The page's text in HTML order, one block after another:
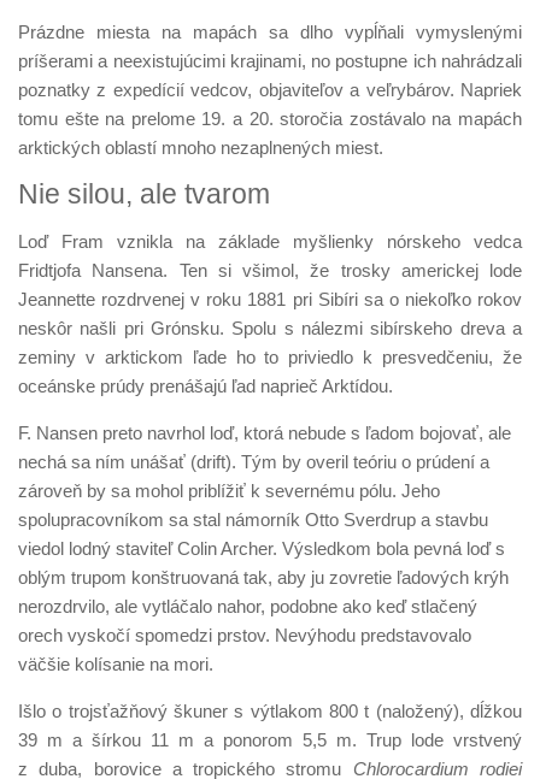
Prázdne miesta na mapách sa dlho vypĺňali vymyslenými
príšerami a neexistujúcimi krajinami, no postupne ich nahrádzali
poznatky z expedícií vedcov, objaviteľov a veľrybárov. Napriek
tomu ešte na prelome 19. a 20. storočia zostávalo na mapách
arktických oblastí mnoho nezaplnených miest.
Nie silou, ale tvarom
Loď Fram vznikla na základe myšlienky nórskeho vedca
Fridtjofa Nansena. Ten si všimol, že trosky americkej lode
Jeannette rozdrvenej v roku 1881 pri Sibíri sa o niekoľko rokov
neskôr našli pri Grónsku. Spolu s nálezmi sibírskeho dreva a
zeminy v arktickom ľade ho to priviedlo k presvedčeniu, že
oceánske prúdy prenášajú ľad naprieč Arktídou.
F. Nansen preto navrhol loď, ktorá nebude s ľadom bojovať, ale
nechá sa ním unášať (drift). Tým by overil teóriu o prúdení a
zároveň by sa mohol priblížiť k severnému pólu. Jeho
spolupracovníkom sa stal námorník Otto Sverdrup a stavbu
viedol lodný staviteľ Colin Archer. Výsledkom bola pevná loď s
oblým trupom konštruovaná tak, aby ju zovretie ľadových krýh
nerozdrvilo, ale vytláčalo nahor, podobne ako keď stlačený
orech vyskočí spomedzi prstov. Nevýhodu predstavovalo
väčšie kolísanie na mori.
Išlo o trojsťažňový škuner s výtlakom 800 t (naložený), dĺžkou
39 m a šírkou 11 m a ponorom 5,5 m. Trup lode vrstvený
z duba, borovice a tropického stromu Chlorocardium rodiei